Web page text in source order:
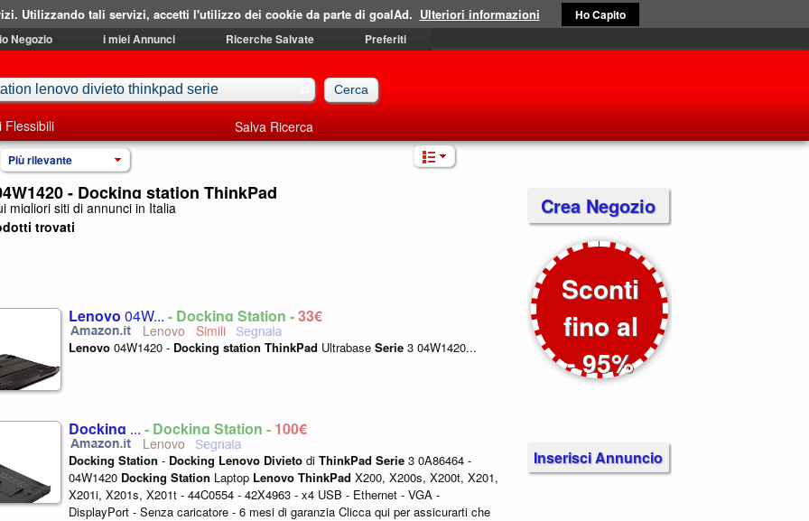
Negozio i miei Annunci Ricerche Salvate Preferiti
Flessibili Salva Ricerca
Più rilevante
- Docking station ThinkPad
migliori siti di annunci in Italia
trovati
Lenovo 04W... - Docking Station -33€
Lenovo
Lenovo 04W1420 - Docking station ThinkPad Ultrabase Serie 3 04W1420...
Docking ... - Docking Station - 100€
Lenovo
Docking Station - Docking Lenovo Divieto di ThinkPad Serie 3 0A86464 -
04W1420 Docking Station Laptop Lenovo ThinkPad X200, X200s, X200t, X201,
X201i, X201s, X201t - 44C0554 - 42X4963 - x4 USB - Ethernet - VGA -
DisplayPort - Senza caricatore - 6 mesi di garanzia Clicca qui per assicurarti che
Crea Negozio
Sconti
fino al
- 95%
Inserisci Annuncio
Utilizzando tali servizi, accetti l'utilizzo dei cookie da parte di goalAd. Ulteriori informazioni Ho Capito